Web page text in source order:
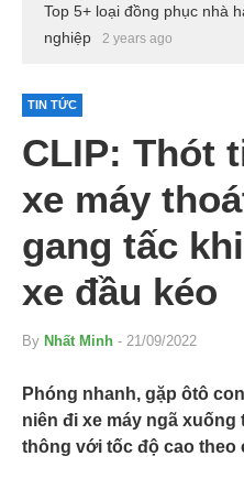
Top 5+ loại đồng phục nhà
nghiệp
2 years ago
TIN TỨC
CLIP: Thót
xe máy
gang tấc
xe đầu kéo
By Nhất Minh - 21/09/2022
Phóng nhanh, gặp ôtô
niên đi xe máy ngã
thông với tốc độ cao theo